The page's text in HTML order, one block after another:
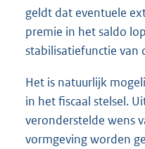
geldt dat eventuele
premie in het saldo
stabilisatiefunctie van
Het is natuurlijk
in het fiscaal stelsel.
veronderstelde wens
vormgeving worden